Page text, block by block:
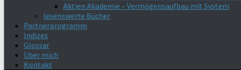
Aktien Akademie – Vermögensaufbau mit System
lesenswerte Bücher
Partnerprogramm
Indizes
Glossar
Über mich
Kontakt